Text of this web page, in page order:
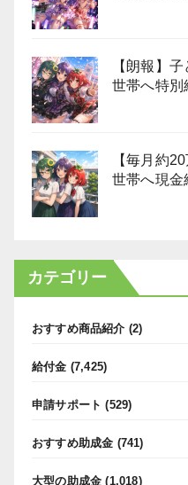
【朗報】
世帯へ特別
【毎月約
世帯へ現金
カテゴリー
おすすめ商品紹介 (2)
給付金 (7,425)
申請サポート (529)
おすすめ助成金 (741)
大型の助成金 (1,018)